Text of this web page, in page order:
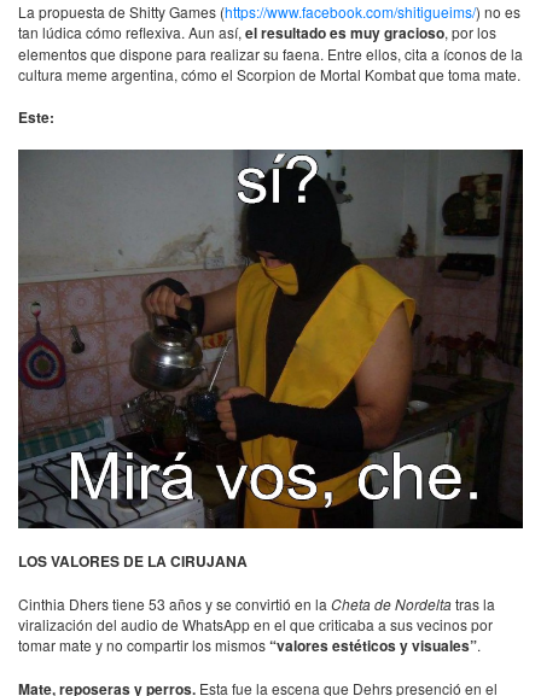
La propuesta de Shitty Games (https://www.facebook.com/shitigueims/) no es
tan lúdica cómo reflexiva. Aun así, el resultado es muy gracioso, por los
elementos que dispone para realizar su faena. Entre ellos, cita a íconos de la
cultura meme argentina, cómo el Scorpion de Mortal Kombat que toma mate.
Este:
LOSVALORES DE LA CIRUJANA
Cinthia Dhers tiene 53 años y se convirtió en la Cheta de Nordeltatras la
viralización del audio de WhatsApp en el que criticaba a sus vecinos por
tomar mate y no compartir los mismos“valores estéticos y visuales”.
Mate, reposeras y perros. Esta fue la escena que Dehrs presenció en el